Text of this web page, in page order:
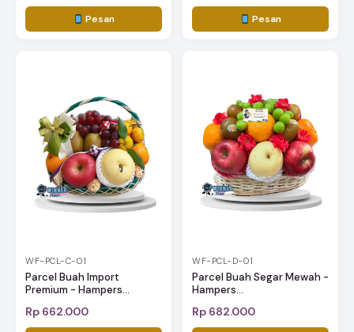
Pesan Pesan
WF-PCL-C-01
Parcel Buah Import
Premium - Hampers...
Rp 662.000
WF-PCL-D-01
Parcel Buah Segar Mewah -
Hampers...
Rp 682.000